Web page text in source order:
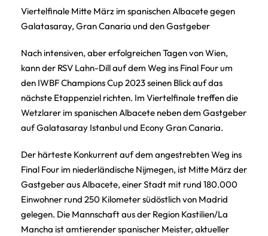
Viertelfinale Mitte März im spanischen Albacete gegen
Galatasaray, Gran Canaria und den Gastgeber
Nach intensiven, aber erfolgreichen Tagen von Wien,
kann der RSV Lahn-Dill auf dem Weg ins Final Four um
den IWBF Champions Cup 2023 seinen Blick auf das
nächste Etappenziel richten. Im Viertelfinale treffen die
Wetzlarer im spanischen Albacete neben dem Gastgeber
auf Galatasaray Istanbul und Econy Gran Canaria.
Der härteste Konkurrent auf dem angestrebten Weg ins
Final Four im niederländische Nijmegen, ist Mitte März der
Gastgeber aus Albacete, einer Stadt mit rund 180.000
Einwohner rund 250 Kilometer südöstlich von Madrid
gelegen. Die Mannschaft aus der Region Kastilien/La
Mancha ist amtierender spanischer Meister, aktueller